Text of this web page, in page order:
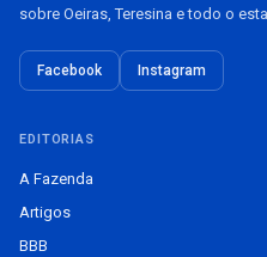
sobre Oeiras, Teresina e todo o
Facebook Instagram
EDITORIAS
A Fazenda
Artigos
BBB